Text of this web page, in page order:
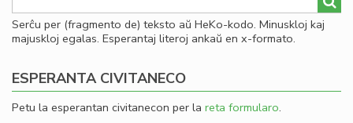
Serĉu per (fragmento de) teksto aŭ HeKo-kodo. Minuskloj kaj
majuskloj egalas. Esperantaj literoj ankaŭ en x-formato.
ESPERANTA CIVITANECO
Petu la esperantan civitanecon per la reta formularo.